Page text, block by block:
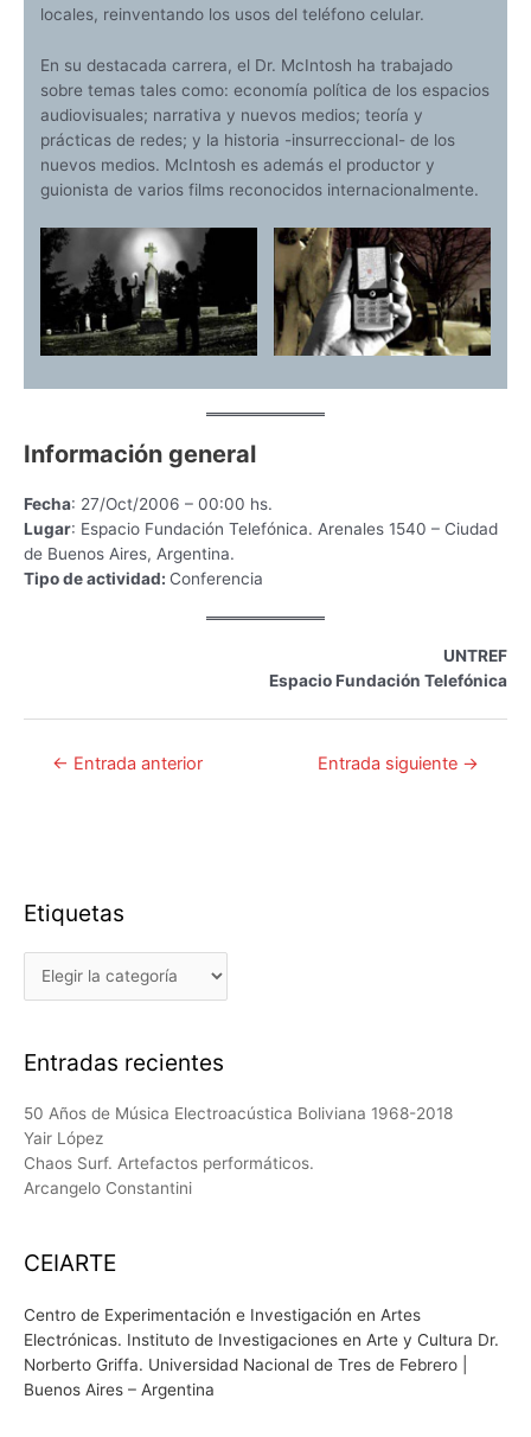
locales, reinventando los usos del teléfono celular.
En su destacada carrera, el Dr. McIntosh ha trabajado
sobre temas tales como: economía política de los espacios
audiovisuales; narrativa y nuevos medios; teoría y
prácticas de redes; y la historia -insurreccional- de los
nuevos medios. McIntosh es además el productor y
guionista de varios films reconocidos internacionalmente.
Información general
Fecha: 27/Oct/2006 – 00:00 hs.
Lugar: Espacio Fundación Telefónica. Arenales 1540 – Ciudad
de Buenos Aires, Argentina.
Tipo de actividad: Conferencia
UNTREF
Espacio Fundación Telefónica
Navegación
← Entrada anterior Entrada siguiente →
Etiquetas
Entradas recientes
50 Años de Música Electroacústica Boliviana 1968-2018
Yair López
Chaos Surf. Artefactos performáticos.
Arcangelo Constantini
CEIARTE
Centro de Experimentación e Investigación en Artes
Electrónicas. Instituto de Investigaciones en Arte y Cultura Dr.
Norberto Griffa. Universidad Nacional de Tres de Febrero |
Buenos Aires – Argentina